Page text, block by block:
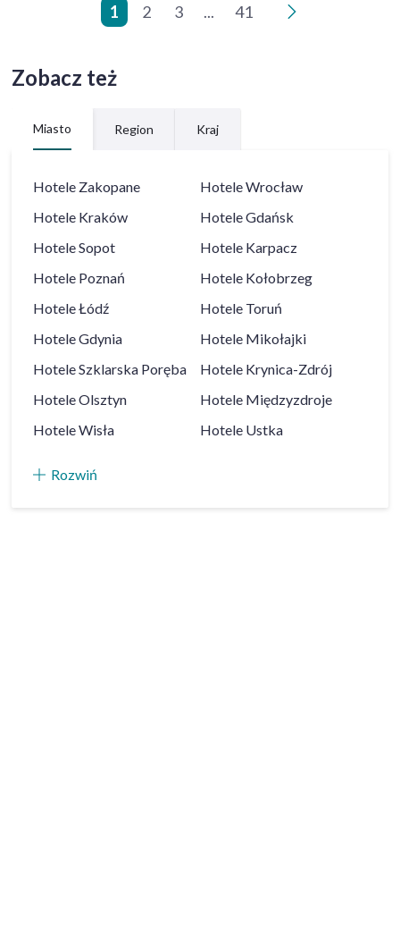
1 2 3 ... 41
>
Zobacz też
Miasto Region Kraj
Hotele Zakopane HoteleWrocław
Hotele Kraków HoteleGdańsk
HoteleSopot Hotele Karpacz
Hotele Poznań Hotele Kołobrzeg
HoteleŁódź Hotele Toruń
HoteleGdynia Hotele Mikołajki
HoteleSzklarska Poręba Hotele Krynica-Zdrój
HoteleOlsztyn Hotele Międzyzdroje
HoteleWisła Hotele Ustka
Rozwiń